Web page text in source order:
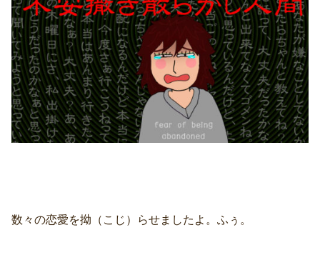
数々の恋愛を拗（こじ）らせましたよ。ふぅ。